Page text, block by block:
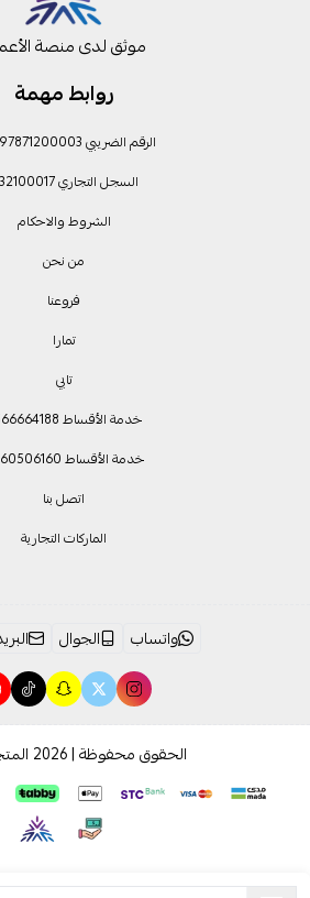
روابط مهمة
الرقم الضريبي 301297871200003
السجل التجاري 1132100017
الشروط والاحكام
من نحن
فروعنا
تمارا
تابي
خدمة الأقساط 0566664188
خدمة الأقساط 0560506160
اتصل بنا
الماركات التجارية
موثق لدى منصة
واتساب الجوال
الحقوق محفوظة | 2026